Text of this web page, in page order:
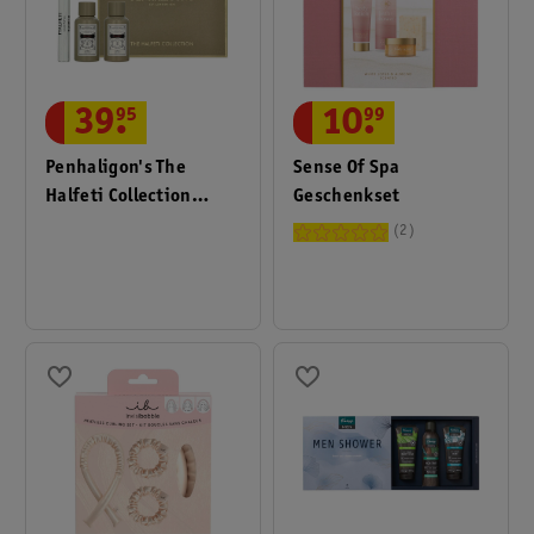
Penhaligon's The
Halfeti Collection
39.
95
Sense Of Spa
Geschenkset
10.
99
2